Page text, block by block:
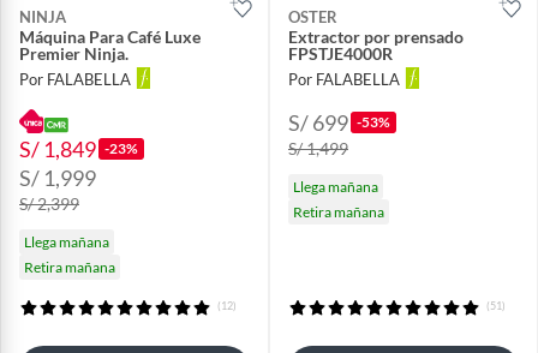
NINJA
Máquina Para Café Luxe
Premier Ninja.
Por FALABELLA
S/ 1,849 -23%
S/ 1,999
S/ 2,399
Llega mañana
Retira mañana
(12)
OSTER
Extractor por prensado
FPSTJE4000R
Por FALABELLA
S/ 699 -53%
S/ 1,499
Llega mañana
Retira mañana
(51)